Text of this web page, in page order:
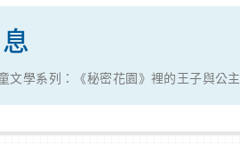
文學系列：《秘密花園》裡的王子與公主